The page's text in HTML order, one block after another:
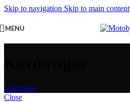
Skip to navigation Skip to main content
MENU
Categories
Close